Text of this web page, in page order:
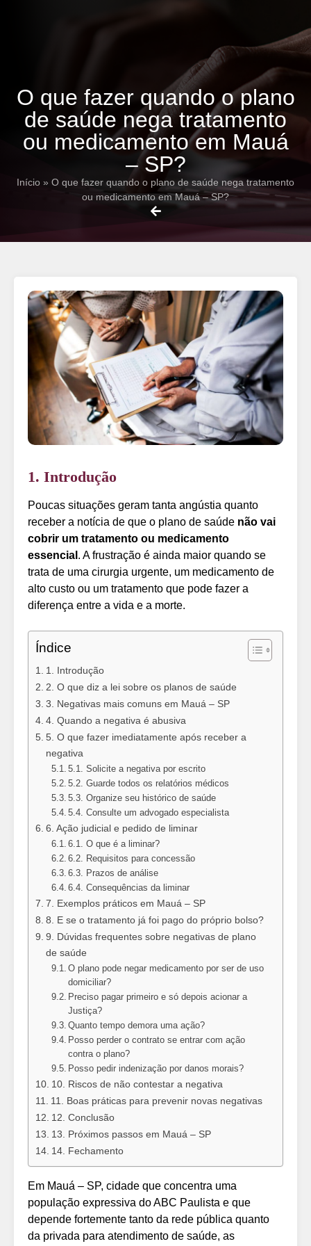
O que fazer quando o plano
de saúde nega tratamento
ou medicamento em Mauá
– SP?
Início » O que fazer quando o plano de saúde nega tratamento
ou medicamento em Mauá – SP?
1. Introdução
Poucas situações geram tanta angústia quanto
receber a notícia de que o plano de saúde não vai
cobrir um tratamento ou medicamento
essencial . A frustração é ainda maior quando se
trata de uma cirurgia urgente, um medicamento de
alto custo ou um tratamento que pode fazer a
diferença entre a vida e a morte.
Índice
1. Introdução
2. O que diz a lei sobre os planos de saúde
3. Negativas mais comuns em Mauá – SP
4. Quando a negativa é abusiva
5. O que fazer imediatamente após receber a
negativa
5.1. Solicite a negativa por escrito
5.2. Guarde todos os relatórios médicos
5.3. Organize seu histórico de saúde
5.4. Consulte um advogado especialista
6. Ação judicial e pedido de liminar
6.1. O que é a liminar?
6.2. Requisitos para concessão
6.3. Prazos de análise
6.4. Consequências da liminar
7. Exemplos práticos em Mauá – SP
8. E se o tratamento já foi pago do próprio bolso?
9. Dúvidas frequentes sobre negativas de plano
de saúde
O plano pode negar medicamento por ser de uso
domiciliar?
Preciso pagar primeiro e só depois acionar a
Justiça?
Quanto tempo demora uma ação?
Posso perder o contrato se entrar com ação
contra o plano?
Posso pedir indenização por danos morais?
10. Riscos de não contestar a negativa
11. Boas práticas para prevenir novas negativas
12. Conclusão
13. Próximos passos em Mauá – SP
14. Fechamento
Em Mauá – SP, cidade que concentra uma
população expressiva do ABC Paulista e que
depende fortemente tanto da rede pública quanto
da privada para atendimento de saúde, as